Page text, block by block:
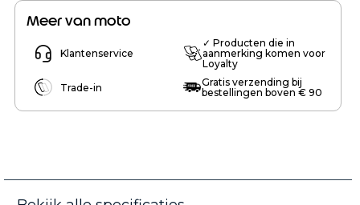
Meer van moto
Klantenservice
✓ Producten die in
aanmerking komen voor
Loyalty
Trade-in
Gratis verzending bij
bestellingen boven € 90